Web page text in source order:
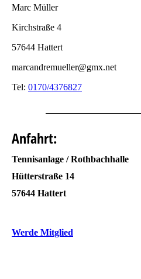
Marc Müller
Kirchstraße 4
57644 Hattert
marcandremueller@gmx.net
Tel: 0170/4376827
Anfahrt:
Tennisanlage / Rothbachhalle
Hütterstraße 14
57644 Hattert
Werde Mitglied